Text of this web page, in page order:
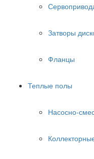
Затворы
Фланцы
Теплые полы
Насосно-